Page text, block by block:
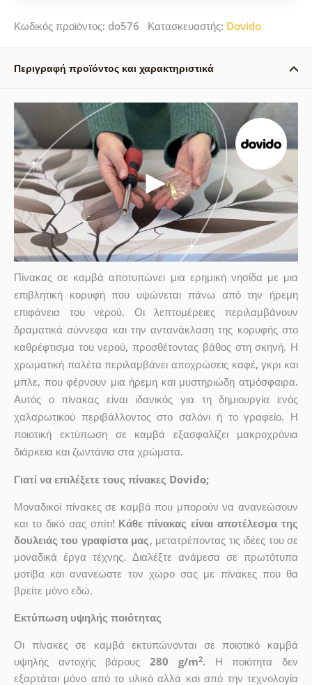
Κωδικός προϊόντος: do576 Κατασκευαστής: Dovido
Περιγραφή προϊόντος και χαρακτηριστικά
Πίνακας σε καμβά αποτυπώνει μια ερημική νησίδα με μια
επιβλητική κορυφή που υψώνεται πάνω από την ήρεμη
επιφάνεια του νερού. Οι λεπτομέρειες περιλαμβάνουν
δραματικά σύννεφα και την αντανάκλαση της κορυφής στο
καθρέφτισμα του νερού, προσθέτοντας βάθος στη σκηνή. Η
χρωματική παλέτα περιλαμβάνει αποχρώσεις καφέ, γκρι και
μπλε, που φέρνουν μια ήρεμη και μυστηριώδη ατμόσφαιρα.
Αυτός ο πίνακας είναι ιδανικός για τη δημιουργία ενός
χαλαρωτικού περιβάλλοντος στο σαλόνι ή το γραφείο. Η
ποιοτική εκτύπωση σε καμβά εξασφαλίζει μακροχρόνια
διάρκεια και ζωντάνια στα χρώματα.
Γιατί να επιλέξετε τους πίνακες Dovido;
Μοναδικοί πίνακες σε καμβά που μπορούν να ανανεώσουν
και το δικό σας σπίτι! Κάθε πίνακας είναι αποτέλεσμα της
δουλειάς του γραφίστα μας, μετατρέποντας τις ιδέες του σε
μοναδικά έργα τέχνης. Διαλέξτε ανάμεσα σε πρωτότυπα
μοτίβα και ανανεώστε τον χώρο σας με πίνακες που θα
βρείτε μόνο εδώ.
Εκτύπωση υψηλής ποιότητας
Οι πίνακες σε καμβά εκτυπώνονται σε ποιοτικό καμβά
υψηλής αντοχής βάρους280 g/m2. Η ποιότητα δεν
εξαρτάται μόνο από το υλικό αλλά και από την τεχνολογία